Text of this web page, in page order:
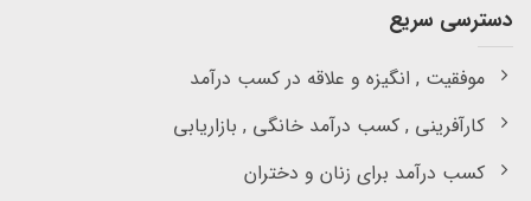
دسترسی سریع
موفقیت , انگیزه و علاقه در کسب درآمد
کارآفرینی , کسب درآمد خانگی , بازاریابی
کسب درآمد برای زنان و دختران